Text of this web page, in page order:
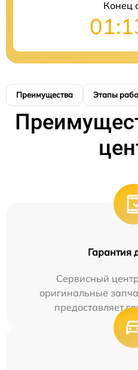
Конец
Преимущества Этапы
Гарантия
Сервисный
оригинальные
предоставляет